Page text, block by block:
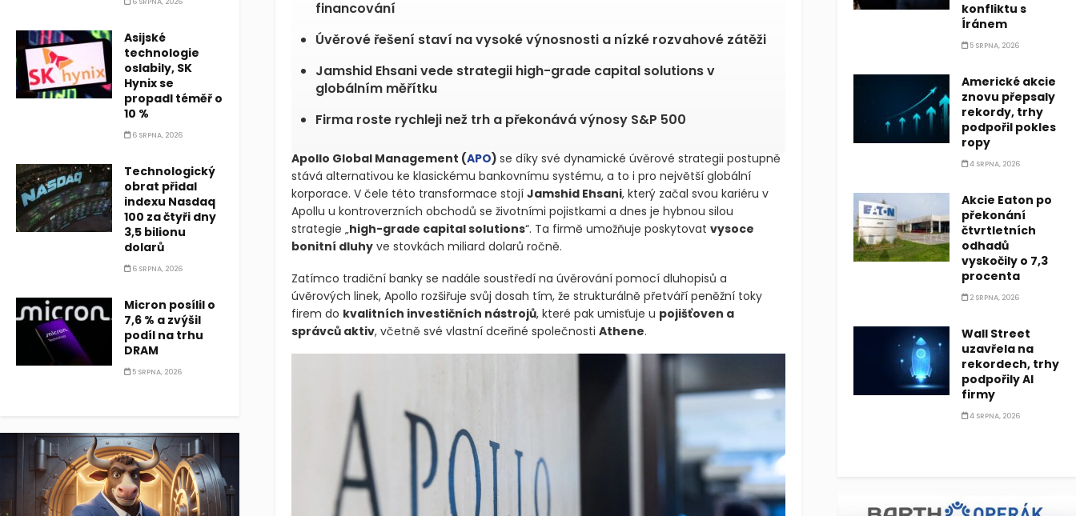
financování
Úvěrové řešení staví na vysoké výnosnosti a nízké rozvahové zátěži
Jamshid Ehsani vede strategii high-grade capital solutions v
globálním měřítku
Firma roste rychleji než trh a překonává výnosy S&P 500
Apollo Global Management (APO) se díky své dynamické úvěrové strategii postupně
stává alternativou ke klasickému bankovnímu systému, a to i pro největší globální
korporace. V čele této transformace stojí Jamshid Ehsani, který začal svou kariéru v
Apollu u kontroverzních obchodů se životními pojistkami a dnes je hybnou silou
strategie „high-grade capital solutions“. Ta firmě umožňuje poskytovat vysoce
bonitní dluhyve stovkách miliard dolarů ročně.
Zatímco tradiční banky se nadále soustředí na úvěrování pomocí dluhopisů a
úvěrových linek, Apollo rozšiřuje svůj dosah tím, že strukturálně přetváří peněžní toky
firem do kvalitních investičních nástrojů, které pak umisťuje u pojišťoven a
správců aktiv, včetně své vlastní dceřiné společnosti Athene.
Asijské
technologie
oslabily, SK
Hynix se
propadl téměř o
10 %
6 SRPNA, 2026
Technologický
obrat přidal
indexu Nasdaq
100 za čtyři dny
3,5 bilionu
dolarů
6 SRPNA, 2026
Micron posílil o
7,6 % a zvýšil
podíl na trhu
DRAM
5 SRPNA, 2026
konfliktu s
Íránem
5 SRPNA, 2026
Americké akcie
znovu přepsaly
rekordy, trhy
podpořil pokles
ropy
4 SRPNA, 2026
Akcie Eaton po
překonání
čtvrtletních
odhadů
vyskočily o 7,3
procenta
2 SRPNA, 2026
Wall Street
uzavřela na
rekordech, trhy
podpořily AI
firmy
4 SRPNA, 2026